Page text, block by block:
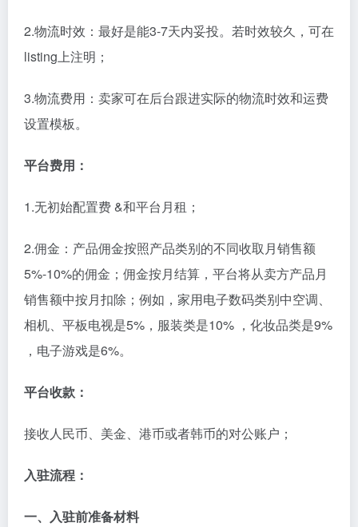
2.物流时效：最好是能3-7天内妥投。若时效较久，可在
listing上注明；
3.物流费用：卖家可在后台跟进实际的物流时效和运费
设置模板。
平台费用：
1.无初始配置费 &和平台月租；
2.佣金：产品佣金按照产品类别的不同收取月销售额
5%-10%的佣金；佣金按月结算，平台将从卖方产品月
销售额中按月扣除；例如，家用电子数码类别中空调、
相机、平板电视是5%，服装类是10% ，化妆品类是9%
，电子游戏是6%。
平台收款：
接收人民币、美金、港币或者韩币的对公账户；
入驻流程：
一、入驻前准备材料